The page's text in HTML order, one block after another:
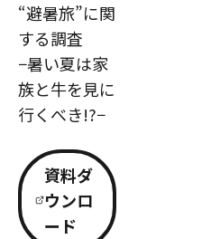
“避暑旅”に関
する調査
−暑い夏は家
族と牛を見に
行くべき!?−
資料ダ
ウンロ
ード